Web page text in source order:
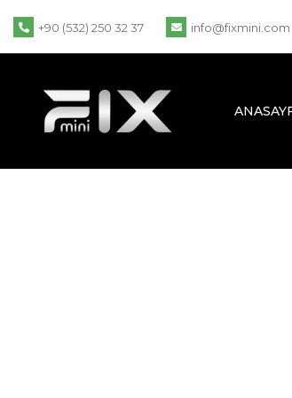
+90 (532) 250 32 37 info@fixmini.com